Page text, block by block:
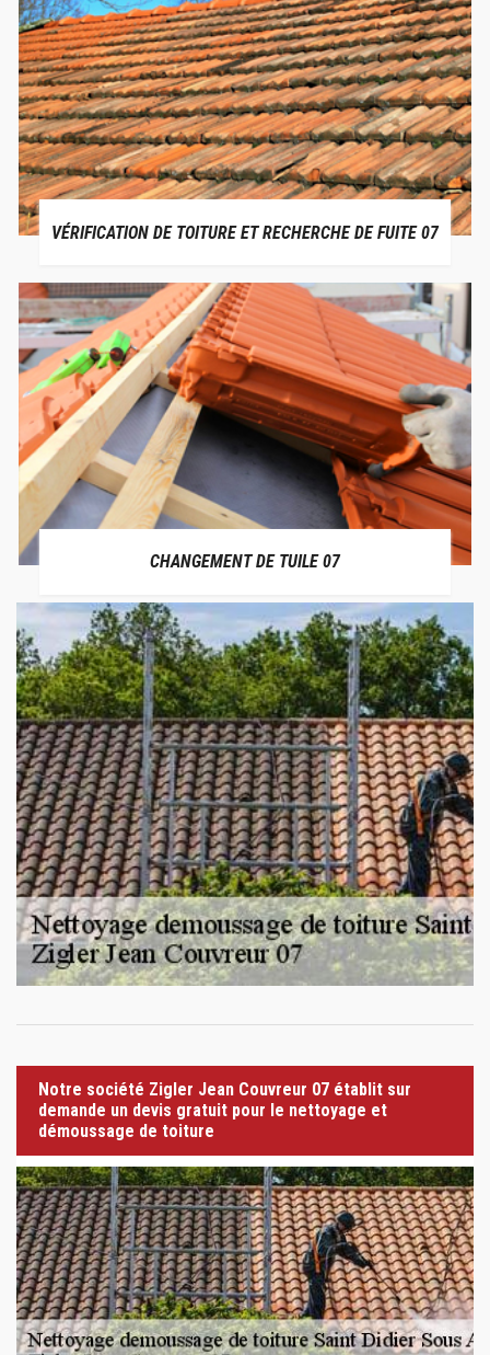
VÉRIFICATION DE TOITURE ET RECHERCHE DE FUITE 07
CHANGEMENT DE TUILE 07
Notre société Zigler Jean Couvreur 07 établit sur
demande un devis gratuit pour le nettoyage et
démoussage de toiture